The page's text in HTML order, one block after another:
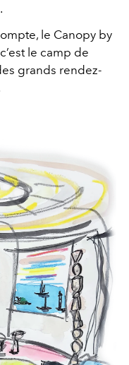
le Canopy by
le camp de
grands rendez-